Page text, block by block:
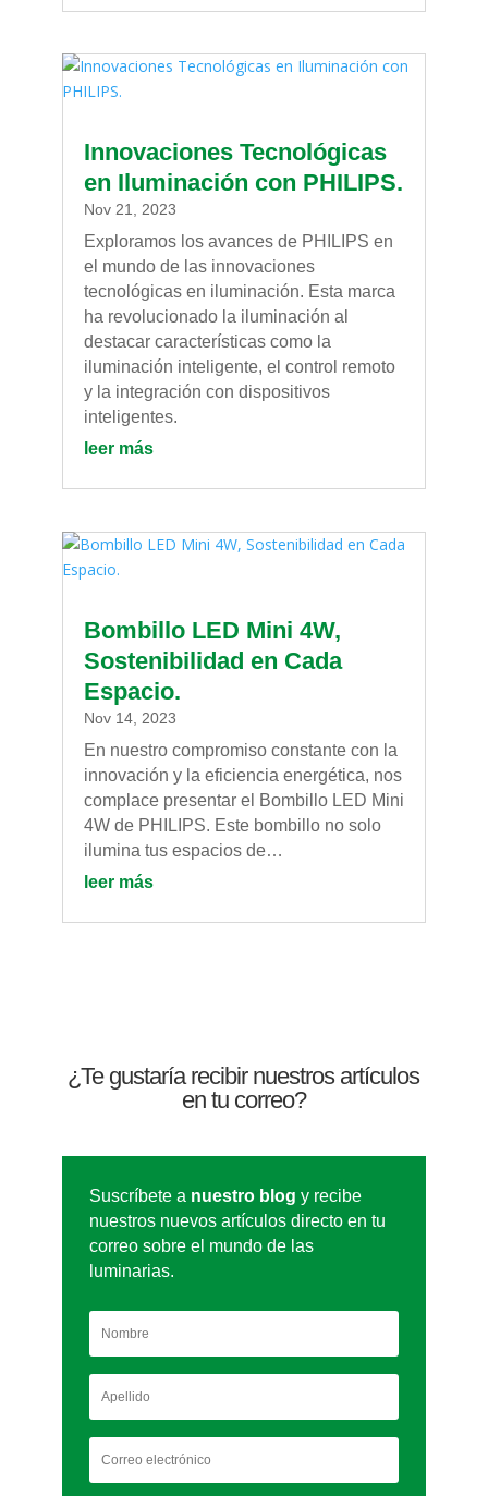
Innovaciones Tecnológicas
en Iluminación con PHILIPS.
Nov 21, 2023
Exploramos los avances de PHILIPS en
el mundo de las innovaciones
tecnológicas en iluminación. Esta marca
ha revolucionado la iluminación al
destacar características como la
iluminación inteligente, el control remoto
y la integración con dispositivos
inteligentes.
leer más
Bombillo LED Mini 4W,
Sostenibilidad en Cada
Espacio.
Nov 14, 2023
En nuestro compromiso constante con la
innovación y la eficiencia energética, nos
complace presentar el Bombillo LED Mini
4W de PHILIPS. Este bombillo no solo
ilumina tus espacios de…
leer más
¿Te gustaría recibir nuestros artículos
en tu correo?
Suscríbete a nuestro blog y recibe
nuestros nuevos artículos directo en tu
correo sobre el mundo de las
luminarias.